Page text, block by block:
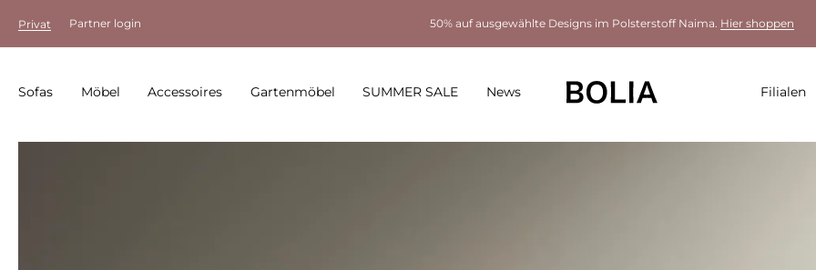
Privat Partner login 50% auf ausgewählte Designs im Polsterstoff Naima. Hier shoppen
Sofas Möbel Accessoires Gartenmöbel SUMMER SALE News Filialen